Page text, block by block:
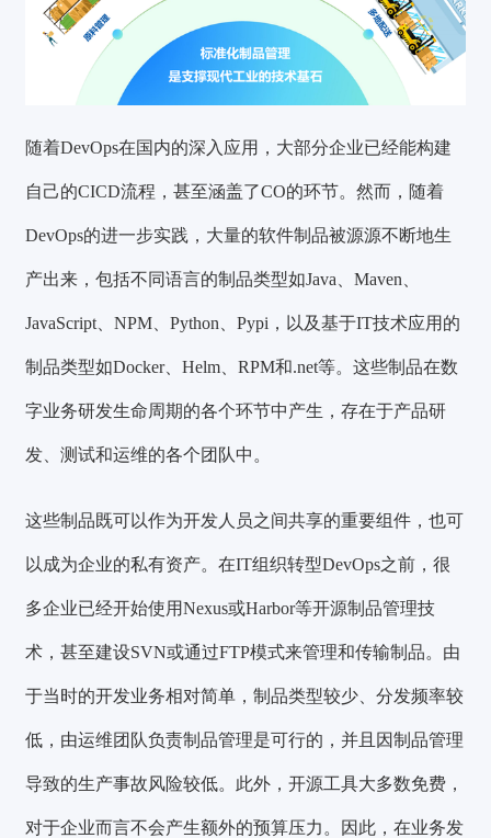
随着DevOps在国内的深入应用，大部分企业已经能构建
自己的CICD流程，甚至涵盖了CO的环节。然而，随着
DevOps的进一步实践，大量的软件制品被源源不断地生
产出来，包括不同语言的制品类型如Java、Maven、
JavaScript、NPM、Python、Pypi，以及基于IT技术应用的
制品类型如Docker、Helm、RPM和.net等。这些制品在数
字业务研发生命周期的各个环节中产生，存在于产品研
发、测试和运维的各个团队中。
这些制品既可以作为开发人员之间共享的重要组件，也可
以成为企业的私有资产。在IT组织转型DevOps之前，很
多企业已经开始使用Nexus或Harbor等开源制品管理技
术，甚至建设SVN或通过FTP模式来管理和传输制品。由
于当时的开发业务相对简单，制品类型较少、分发频率较
低，由运维团队负责制品管理是可行的，并且因制品管理
导致的生产事故风险较低。此外，开源工具大多数免费，
对于企业而言不会产生额外的预算压力。因此，在业务发